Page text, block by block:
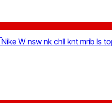
W nsw nk chll knt mrib ls